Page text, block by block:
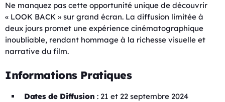
Ne manquez pas cette opportunité unique de découvrir
« LOOK BACK » sur grand écran. La diffusion limitée à
deux jours promet une expérience cinématographique
inoubliable, rendant hommage à la richesse visuelle et
narrative du film.
Informations Pratiques
Dates de Diffusion : 21 et 22 septembre 2024